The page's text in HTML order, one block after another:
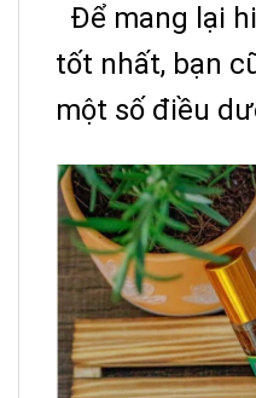
Để mang lại
tốt nhất, bạn
một số điều